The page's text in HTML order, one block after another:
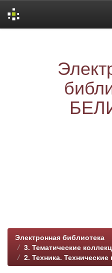
Электронная библиотека
3. Тематические
2. Техника. Технические